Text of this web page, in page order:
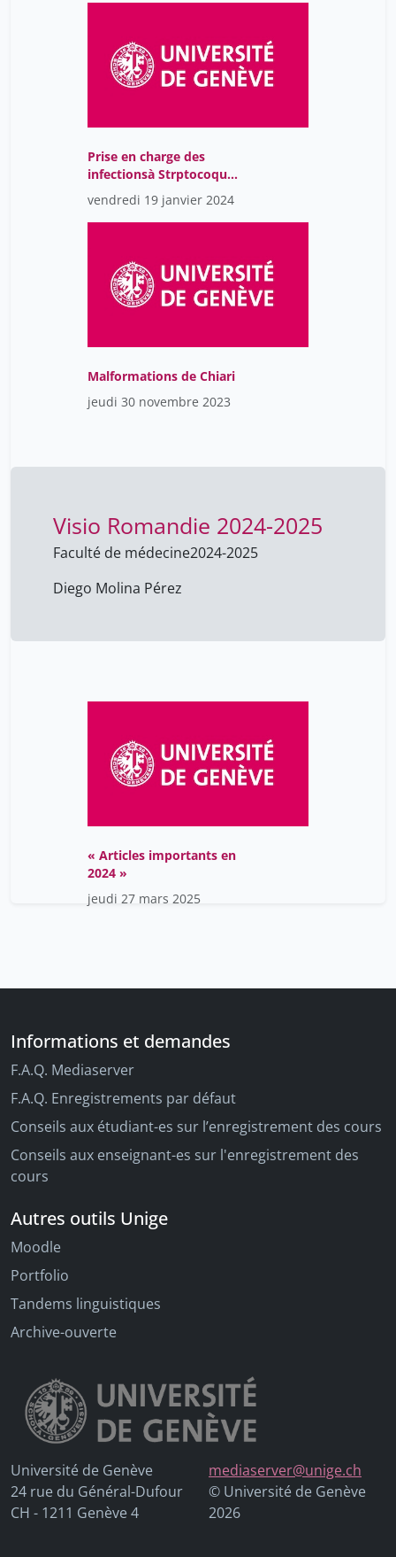
Prise en charge des
infectionsà Strptocoques
du groupe A chez les
enfants
vendredi 19 janvier 2024
Malformations de Chiari
jeudi 30 novembre 2023
Visio Romandie 2024-2025
Faculté de médecine2024-2025
Diego Molina Pérez
« Articles importants en
2024 »
jeudi 27 mars 2025
Informations et demandes
F.A.Q. Mediaserver
F.A.Q. Enregistrements par défaut
Conseils aux étudiant-es sur l’enregistrement des cours
Conseils aux enseignant-es sur l'enregistrement des
cours
Autres outils Unige
Moodle
Portfolio
Tandems linguistiques
Archive-ouverte
Université de Genève
24 rue du Général-Dufour
CH - 1211 Genève 4
mediaserver@unige.ch
© Université de Genève
2026